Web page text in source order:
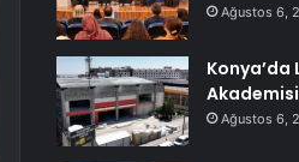
Ağustos 6,
Konya’da
Ağustos 6,